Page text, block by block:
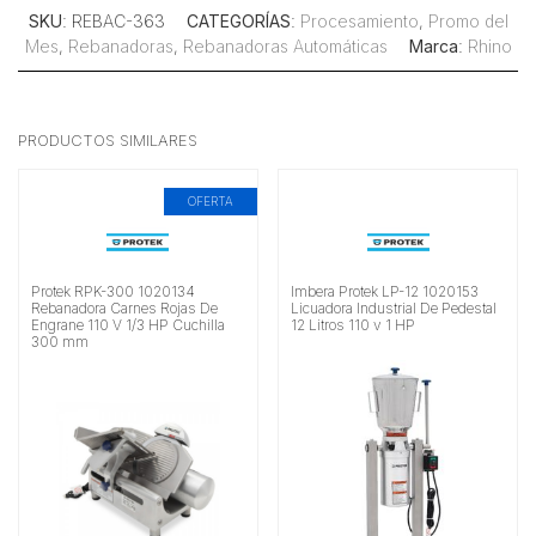
SKU: REBAC-363 CATEGORÍAS: Procesamiento, Promo del
Mes, Rebanadoras, Rebanadoras Automáticas Marca: Rhino
PRODUCTOS SIMILARES
OFERTA
Protek RPK-300 1020134
Rebanadora Carnes Rojas De
Engrane 110 V 1/3 HP Cuchilla
300 mm
Imbera Protek LP-12 1020153
Licuadora Industrial De Pedestal
12 Litros 110 v 1 HP